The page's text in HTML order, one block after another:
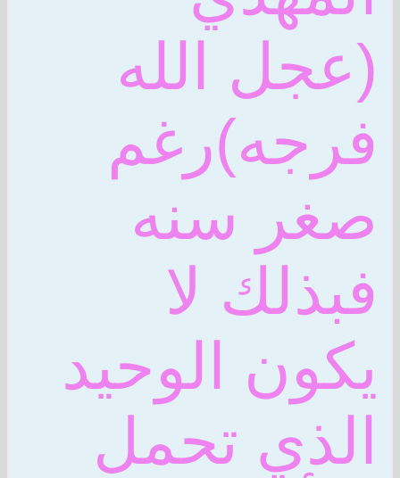
(عجل الله
فرجه)رغم
صغر سنه
فبذلك لا
يكون الوحيد
الذي تحمل